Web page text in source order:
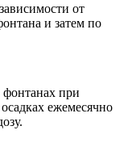
от
и затем по
при
ежемесячно